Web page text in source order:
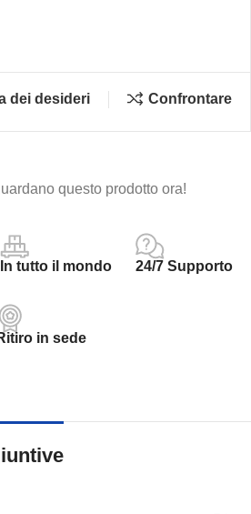
dei desideri Confrontare
questo prodotto ora!
In tutto il mondo 24/7 Supporto
in sede